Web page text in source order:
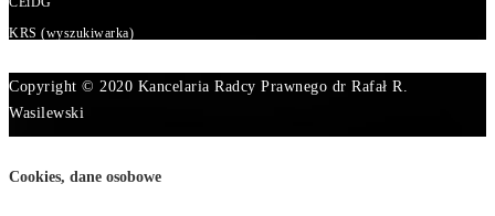
KRS (wyszukiwarka)
Copyright © 2020 Kancelaria Radcy Prawnego dr Rafał R.
Wasilewski
Cookies, dane osobowe